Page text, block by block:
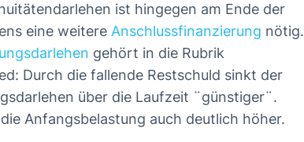
ist hingegen am Ende der
eine weitere Anschlussfinanzierung nötig.
gehört in die Rubrik
Durch die fallende Restschuld sinkt der
über die Laufzeit ¨günstiger¨.
Anfangsbelastung auch deutlich höher.